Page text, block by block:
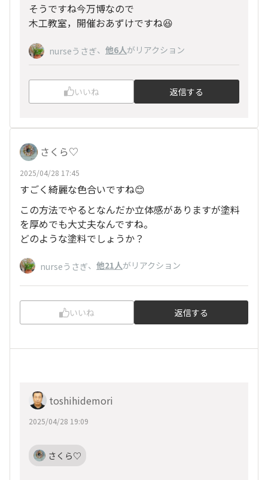
そうですね今万博なので
木工教室，開催おあずけですね😆
nurseうさぎ、 他6人がリアクション
いいね 返信する
さくら♡
2025/04/28 17:45
すごく綺麗な色合いですね😊
この方法でやるとなんだか立体感がありますが塗料
を厚めでも大丈夫なんですね。
どのような塗料でしょうか？
nurseうさぎ、 他21人がリアクション
いいね 返信する
toshihidemori
2025/04/28 19:09
さくら♡